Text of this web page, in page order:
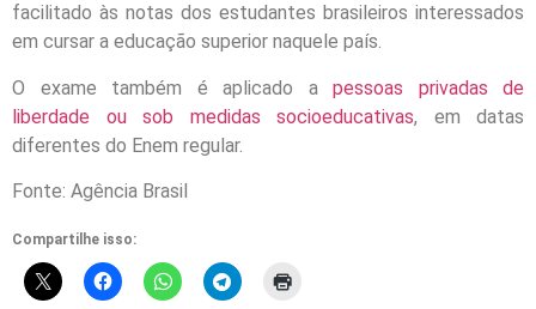
facilitado às notas dos estudantes brasileiros interessados
em cursar a educação superior naquele país.
O exame também é aplicado a pessoas privadas de
liberdade ou sob medidas socioeducativas, em datas
diferentes do Enem regular.
Fonte: Agência Brasil
Compartilhe isso: